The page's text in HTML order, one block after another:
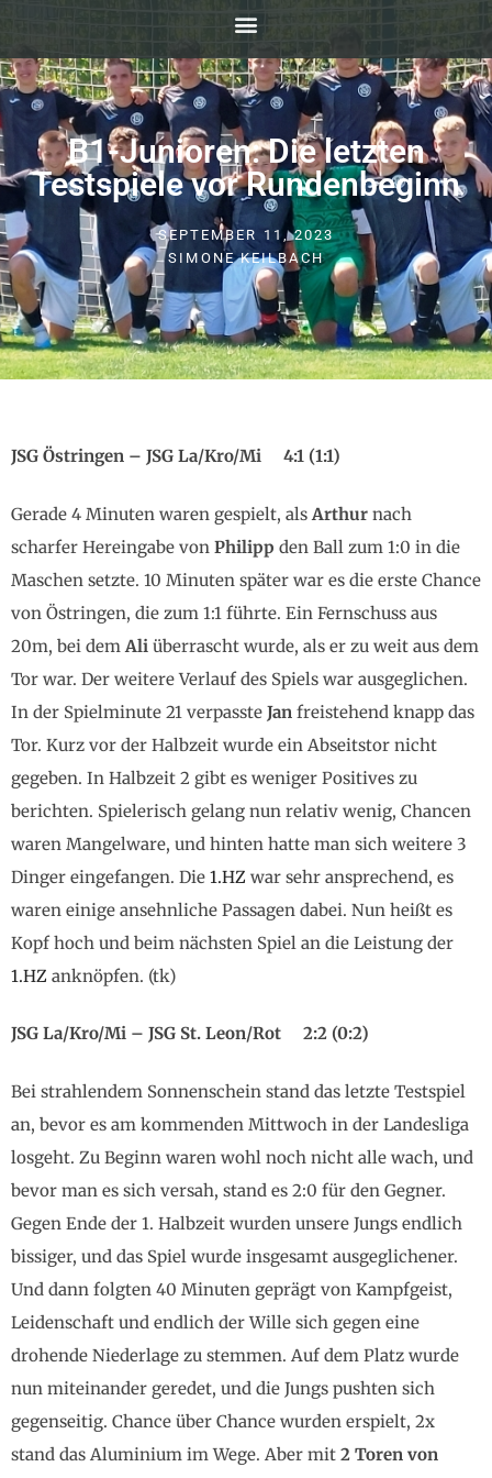
B1-Junioren: Die letzten
Testspiele vor Rundenbeginn
SEPTEMBER 11, 2023
SIMONE KEILBACH
JSG Östringen – JSG La/Kro/Mi 4:1 (1:1)
Gerade 4 Minuten waren gespielt, als Arthur nach
scharfer Hereingabe von Philipp den Ball zum 1:0 in die
Maschen setzte. 10 Minuten später war es die erste Chance
von Östringen, die zum 1:1 führte. Ein Fernschuss aus
20m, bei dem Ali überrascht wurde, als er zu weit aus dem
Tor war. Der weitere Verlauf des Spiels war ausgeglichen.
In der Spielminute 21 verpasste Jan freistehend knapp das
Tor. Kurz vor der Halbzeit wurde ein Abseitstor nicht
gegeben. In Halbzeit 2 gibt es weniger Positives zu
berichten. Spielerisch gelang nun relativ wenig, Chancen
waren Mangelware, und hinten hatte man sich weitere 3
Dinger eingefangen. Die 1.HZ war sehr ansprechend, es
waren einige ansehnliche Passagen dabei. Nun heißt es
Kopf hoch und beim nächsten Spiel an die Leistung der
1.HZ anknöpfen. (tk)
JSG La/Kro/Mi – JSG St. Leon/Rot 2:2 (0:2)
Bei strahlendem Sonnenschein stand das letzte Testspiel
an, bevor es am kommenden Mittwoch in der Landesliga
losgeht. Zu Beginn waren wohl noch nicht alle wach, und
bevor man es sich versah, stand es 2:0 für den Gegner.
Gegen Ende der 1. Halbzeit wurden unsere Jungs endlich
bissiger, und das Spiel wurde insgesamt ausgeglichener.
Und dann folgten 40 Minuten geprägt von Kampfgeist,
Leidenschaft und endlich der Wille sich gegen eine
drohende Niederlage zu stemmen. Auf dem Platz wurde
nun miteinander geredet, und die Jungs pushten sich
gegenseitig. Chance über Chance wurden erspielt, 2x
stand das Aluminium im Wege. Aber mit 2 Toren von